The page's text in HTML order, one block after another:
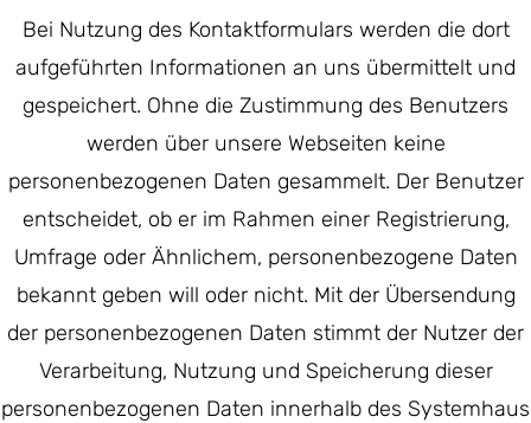
Bei Nutzung des Kontaktformulars werden die dort
aufgeführten Informationen an uns übermittelt und
gespeichert. Ohne die Zustimmung des Benutzers
werden über unsere Webseiten keine
personenbezogenen Daten gesammelt. Der Benutzer
entscheidet, ob er im Rahmen einer Registrierung,
Umfrage oder Ähnlichem, personenbezogene Daten
bekannt geben will oder nicht. Mit der Übersendung
der personenbezogenen Daten stimmt der Nutzer der
Verarbeitung, Nutzung und Speicherung dieser
personenbezogenen Daten innerhalb des Systemhaus